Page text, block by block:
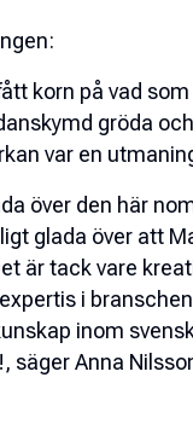
korn på vad
gröda
var en
över den här
glada över att
är tack vare
i
inom
säger Anna